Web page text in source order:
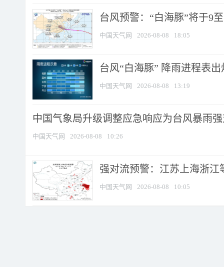
台风预警：“白海豚”将于9
中国天气网 2026-08-08 18:05
台风“白海豚” 降雨进程表
中国天气网 2026-08-08 13:19
中国气象局升级调整应急响应为台风暴雨
中国天气网 2026-08-08 10:26
强对流预警：江苏上海浙江
中国天气网 2026-08-08 10:05